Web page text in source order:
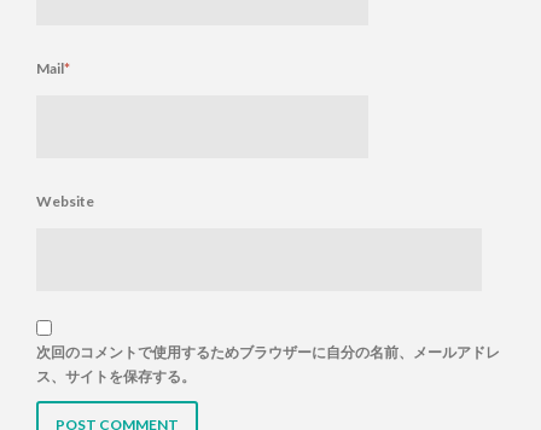
Mail*
Website
次回のコメントで使用するためブラウザーに自分の名前、メールアドレ
ス、サイトを保存する。